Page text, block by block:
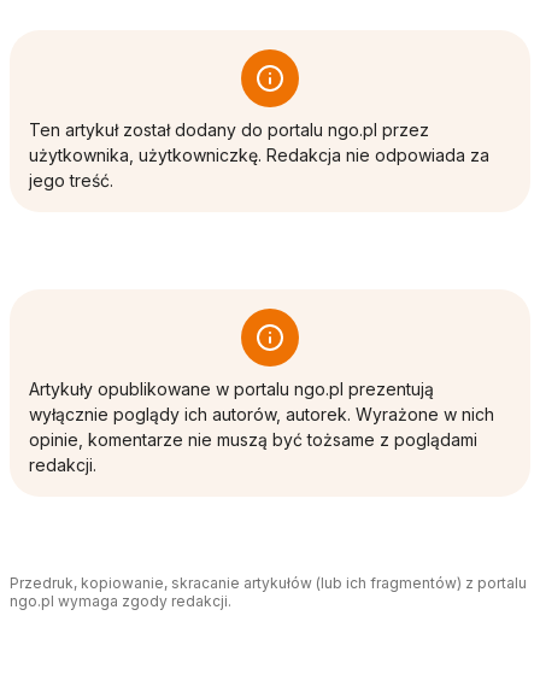
Ten artykuł został dodany do portalu ngo.pl przez
użytkownika, użytkowniczkę. Redakcja nie odpowiada za
jego treść.
Artykuły opublikowane w portalu ngo.pl prezentują
wyłącznie poglądy ich autorów, autorek. Wyrażone w nich
opinie, komentarze nie muszą być tożsame z poglądami
redakcji.
Przedruk, kopiowanie, skracanie artykułów (lub ich fragmentów) z portalu
ngo.pl wymaga zgody redakcji.